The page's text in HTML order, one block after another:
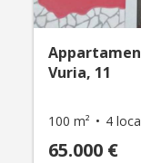
Vuria, 11
100 m² 4
65.000 €